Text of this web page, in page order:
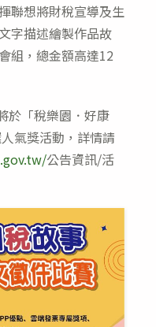
聯想將財稅宣導及生
字描述繪製作品故
組，總金額高達12
於「稅樂園．好康
氣獎活動，詳情請
公告資訊/活